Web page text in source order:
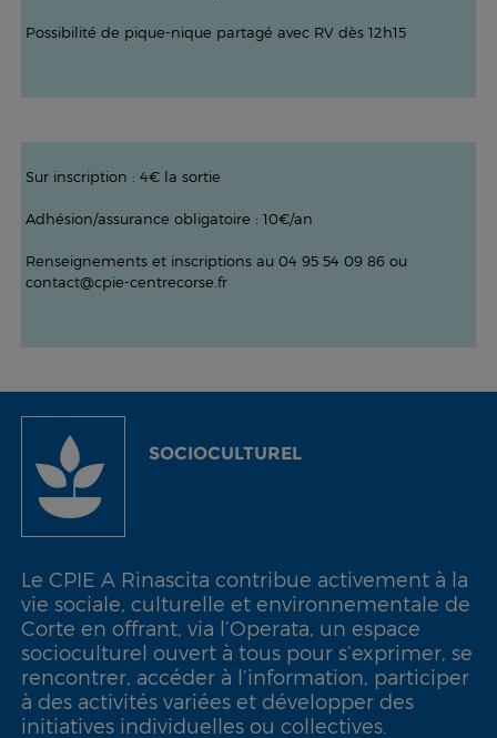
Possibilité de pique-nique partagé avec RV dès 12h15
Sur inscription : 4€ la sortie
Adhésion/assurance obligatoire : 10€/an
Renseignements et inscriptions au 04 95 54 09 86 ou
contact@cpie-centrecorse.fr
SOCIOCULTUREL
Le CPIE A Rinascita contribue activement à la
vie sociale, culturelle et environnementale de
Corte en offrant, via l’Operata, un espace
socioculturel ouvert à tous pour s’exprimer, se
rencontrer, accéder à l’information, participer
à des activités variées et développer des
initiatives individuelles ou collectives.